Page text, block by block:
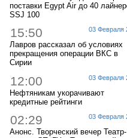
поставки Egypt Air до 40
SSJ 100
03 Февраля
15:50
Лавров рассказал об условиях
прекращения операции ВКС в
Сирии
03 Февраля
12:00
Нефтяникам укорачивают
кредитные рейтинги
03 Февраля
02:29
Анонс. Творческий вечер Театр-